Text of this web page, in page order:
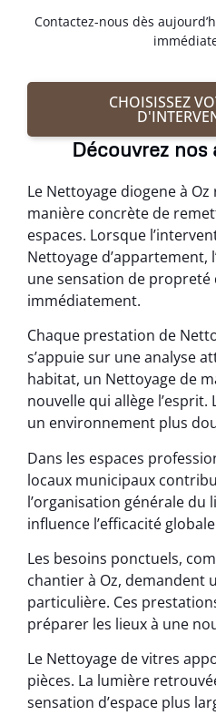
Contactez-nous dès
CHOISISSEZ
Découvrez nos
Le Nettoyage diogene à
manière concrète de
espaces. Lorsque
Nettoyage d’appartement,
une sensation de propreté
immédiatement.
Chaque prestation de
s’appuie sur une analyse
habitat, un Nettoyage de
nouvelle qui allège
un environnement plus
Dans les espaces
locaux municipaux
l’organisation générale du
influence l’efficacité
Les besoins ponctuels,
chantier à Oz, demandent
particulière. Ces
préparer les lieux à une
Le Nettoyage de vitres
pièces. La lumière
sensation d’espace plus